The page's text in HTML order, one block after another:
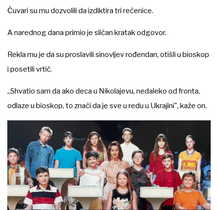
Čuvari su mu dozvolili da izdiktira tri rečenice.
A narednog dana primio je sličan kratak odgovor.
Rekla mu je da su proslavili sinovljev rođendan, otišli u bioskop
i posetili vrtić.
„Shvatio sam da ako deca u Nikolajevu, nedaleko od fronta,
odlaze u bioskop, to znači da je sve u redu u Ukrajini", kaže on.